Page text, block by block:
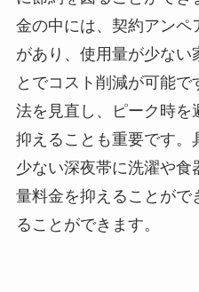
金の中には、契約アンペ
があり、使用量が少ない
とでコスト削減が可能
法を見直し、ピーク時を
抑えることも重要です。
少ない深夜帯に洗濯や食
量料金を抑えることがで
ることができます。